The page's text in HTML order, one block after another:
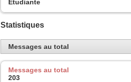
Etudiante
Statistiques
Messages au total
Messages au total
203